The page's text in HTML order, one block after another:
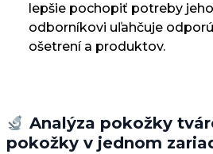
lepšie pochopiť potreby
odborníkovi uľahčuje
ošetrení a produktov.
Analýza pokožky
pokožky v jednom